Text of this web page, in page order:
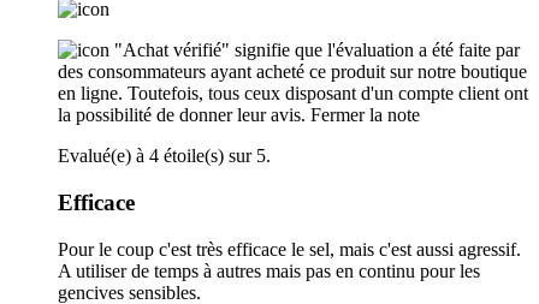
"Achat vérifié" signifie que l'évaluation a été faite par
des consommateurs ayant acheté ce produit sur notre boutique
en ligne. Toutefois, tous ceux disposant d'un compte client ont
la possibilité de donner leur avis. Fermer la note
Evalué(e) à 4 étoile(s) sur 5.
Efficace
Pour le coup c'est très efficace le sel, mais c'est aussi agressif.
A utiliser de temps à autres mais pas en continu pour les
gencives sensibles.